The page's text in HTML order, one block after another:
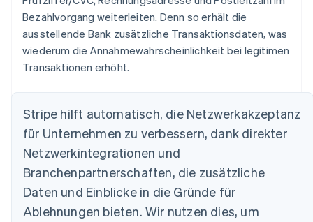
Bezahlvorgang weiterleiten. Denn so erhält die
ausstellende Bank zusätzliche Transaktionsdaten, was
wiederum die Annahmewahrscheinlichkeit bei legitimen
Transaktionen erhöht.
Stripe hilft automatisch, die Netzwerkakzeptanz
für Unternehmen zu verbessern, dank direkter
Netzwerkintegrationen und
Branchenpartnerschaften, die zusätzliche
Daten und Einblicke in die Gründe für
Ablehnungen bieten. Wir nutzen dies, um